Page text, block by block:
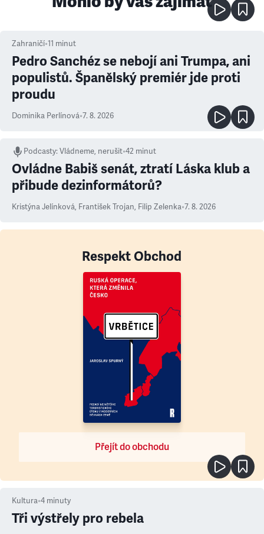
Zahraničí•11 minut
Pedro Sanchéz se nebojí ani Trumpa, ani
populistů. Španělský premiér jde proti
proudu
Dominika Perlínová•7. 8. 2026
Podcasty:Vládneme, nerušit•42 minut
Ovládne Babiš senát, ztratí Láska klub a
přibude dezinformátorů?
Kristýna Jelínková, František Trojan, Filip Zelenka•7. 8. 2026
Respekt Obchod
Přejít do obchodu
Kultura•4 minuty
Tři výstřely pro rebela